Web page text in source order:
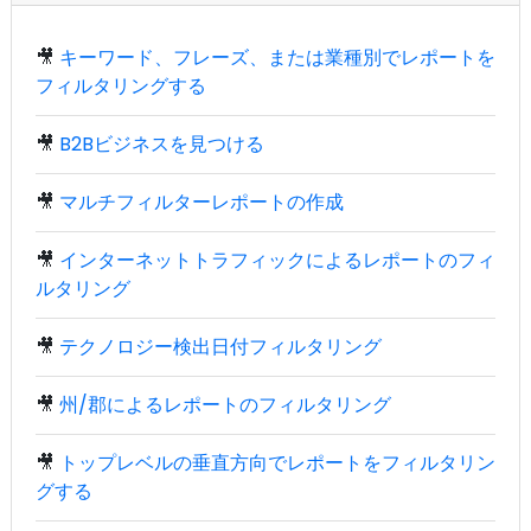
🎥 キーワード、フレーズ、または業種別でレポートを
フィルタリングする
🎥 B2Bビジネスを見つける
🎥 マルチフィルターレポートの作成
🎥 インターネットトラフィックによるレポートのフィ
ルタリング
🎥 テクノロジー検出日付フィルタリング
🎥 州/郡によるレポートのフィルタリング
🎥 トップレベルの垂直方向でレポートをフィルタリン
グする